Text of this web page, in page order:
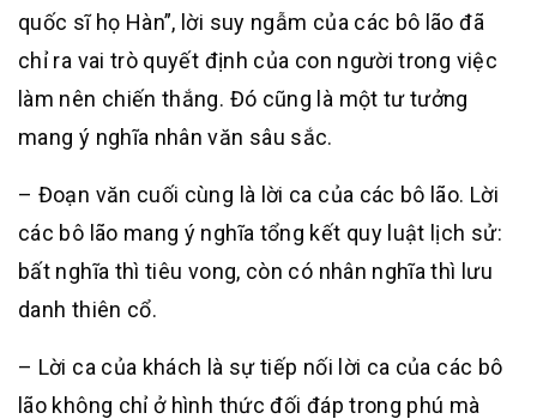
quốc sĩ họ Hàn”, lời suy ngẫm của các bô lão đã
chỉ ra vai trò quyết định của con người trong việc
làm nên chiến thắng. Đó cũng là một tư tưởng
mang ý nghĩa nhân văn sâu sắc.
– Đoạn văn cuối cùng là lời ca của các bô lão. Lời
các bô lão mang ý nghĩa tổng kết quy luật lịch sử:
bất nghĩa thì tiêu vong, còn có nhân nghĩa thì lưu
danh thiên cổ.
– Lời ca của khách là sự tiếp nối lời ca của các bô
lão không chỉ ở hình thức đối đáp trong phú mà